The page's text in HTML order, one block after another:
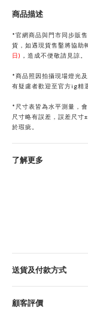
商品描述
*官網商品與門市同步販
貨，如遇現貨售鑿將協助
日) ， 造成不便敬請見諒。
*商品照因拍攝現場燈光
有疑慮者歡迎至官方ig精
* 尺寸表皆為水平測量，
尺寸略有誤差，誤差尺
於瑕疵。
了解更多
送貨及付款方式
顧客評價